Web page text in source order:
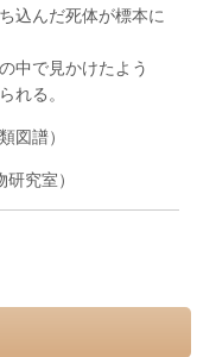
込んだ死体が標本に
中で見かけたよう
れる。
図譜）
研究室）